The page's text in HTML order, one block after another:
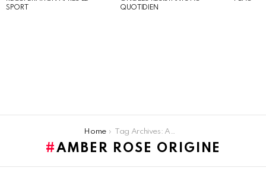
SPORT
QUOTIDIEN
Home Tag Archives: Amber rose origine
AMBER ROSE ORIGINE